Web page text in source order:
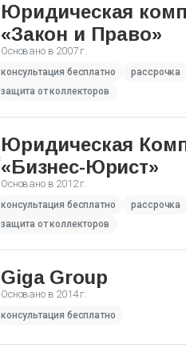
Юридическая
«Закон и Право»
Основано в 2007 г.
консультация бесплатно
рассрочка
защита от коллекторов
Юридическая
«Бизнес-Юрист»
Основано в 2012 г.
консультация бесплатно
рассрочка
защита от коллекторов
Giga Group
Основано в 2014 г.
консультация бесплатно